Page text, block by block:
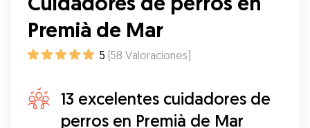
Premià de Mar
5 (58 Valoraciones)
13 excelentes cuidadores de
perros en Premià de Mar